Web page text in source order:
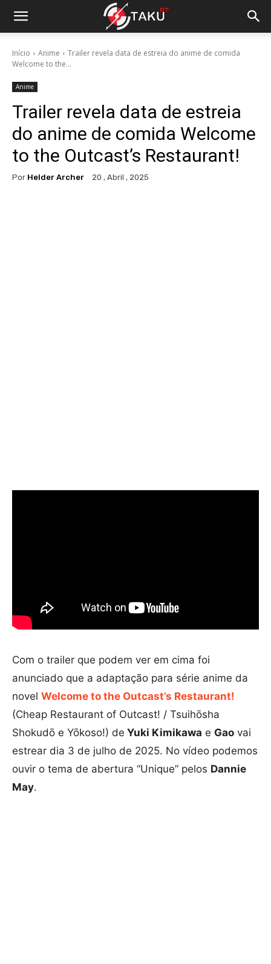
Início Anime
Trailer revela data de estreia do anime de comida
Welcome to the...
Anime
Trailer revela data de estreia
do anime de comida Welcome
to the Outcast’s Restaurant!
Por Helder Archer 20 , Abril , 2025
Com o trailer que podem ver em cima foi
anunciado que a adaptação para série anime da
novel Welcome to the Outcast’s Restaurant!
(Cheap Restaurant of Outcast! / Tsuihōsha
Shokudō e Yōkoso!) de Yuki Kimikawa e Gao vai
estrear dia 3 de julho de 2025. No vídeo podemos
ouvir o tema de abertura “Unique” pelos Dannie
May.